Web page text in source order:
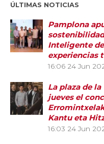
ÚLTIMAS NOTICIAS
Pamplona
Inteligente
experiencias
16:06 24 Jun
La plaza de
jueves el
Kantu eta
16:03 24 Jun